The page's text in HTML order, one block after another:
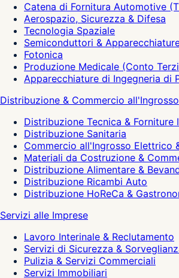
Catena di Fornitura Automotive
Aerospazio, Sicurezza & Difesa
Tecnologia Spaziale
Semiconduttori &
Fotonica
Produzione Medicale (Conto
Apparecchiature di Ingegneria di
Distribuzione & Commercio all'Ingrosso
Distribuzione Tecnica & Forniture
Distribuzione Sanitaria
Commercio all'Ingrosso Elettrico
Materiali da Costruzione &
Distribuzione Alimentare &
Distribuzione Ricambi Auto
Distribuzione HoReCa &
Servizi alle Imprese
Lavoro Interinale & Reclutamento
Servizi di Sicurezza &
Pulizia & Servizi Commerciali
Servizi Immobiliari